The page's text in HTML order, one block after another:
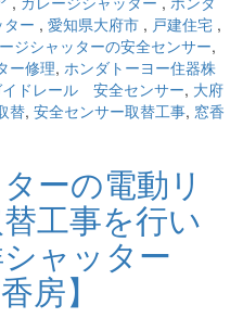
ー , 愛知県大府市 , 戸建住宅 ,
ジシャッターの安全センサー,
ー修理, ホンダトーヨー住器株
ドレール 安全センサー, 大府
替, 安全センサー取替工事, 窓香
ーの電動リ
工事を行い
シャッター
房】